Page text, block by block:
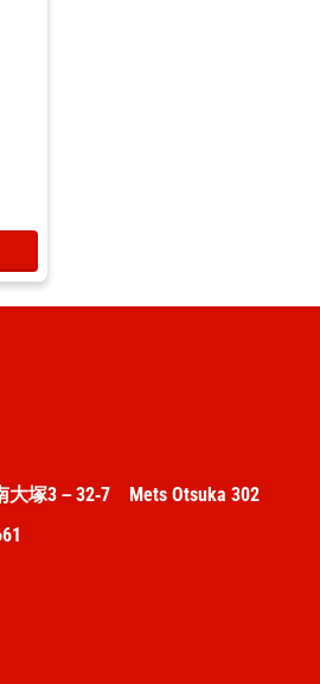
塚3－32‐7 Mets Otsuka 302